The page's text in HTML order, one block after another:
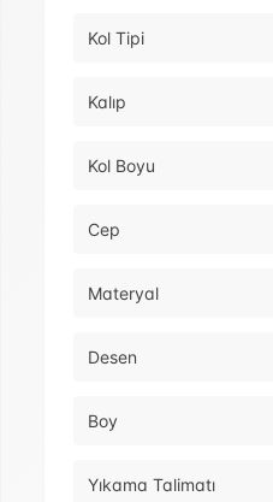
Kol Tipi
Kalıp
Kol Boyu
Cep
Materyal
Desen
Boy
Yıkama Talimatı